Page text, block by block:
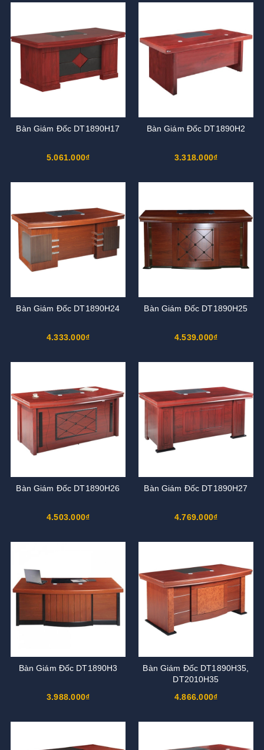
Bàn Giám Đốc DT1890H17
5.061.000₫
Bàn Giám Đốc DT1890H2
3.318.000₫
Bàn Giám Đốc DT1890H24
4.333.000₫
Bàn Giám Đốc DT1890H25
4.539.000₫
Bàn Giám Đốc DT1890H26
4.503.000₫
Bàn Giám Đốc DT1890H27
4.769.000₫
Bàn Giám Đốc DT1890H3
3.988.000₫
Bàn Giám Đốc DT1890H35,
DT2010H35
4.866.000₫